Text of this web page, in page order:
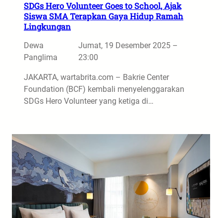
SDGs Hero Volunteer Goes to School, Ajak
Siswa SMA Terapkan Gaya Hidup Ramah
Lingkungan
Dewa
Panglima
Jumat, 19 Desember 2025 –
23:00
JAKARTA, wartabrita.com – Bakrie Center
Foundation (BCF) kembali menyelenggarakan
SDGs Hero Volunteer yang ketiga di…